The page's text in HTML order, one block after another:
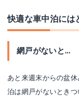
快適な車中泊には
網戸がないと…
あと来週末からの盆
泊は網戸がないとき